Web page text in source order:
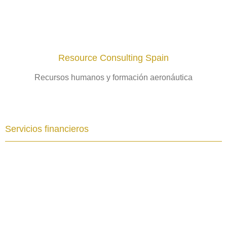
Resource Consulting Spain
Recursos humanos y formación aeronáutica
Servicios financieros